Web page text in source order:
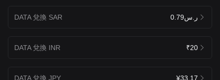
DATA 兌換 SAR ر.س0.79
DATA 兌換 INR ₹20
DATA 兌換 JPY ¥33.17